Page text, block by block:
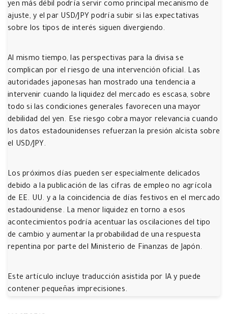
yen más débil podría servir como principal mecanismo de
ajuste, y el par USD/JPY podría subir si las expectativas
sobre los tipos de interés siguen divergiendo.
Al mismo tiempo, las perspectivas para la divisa se
complican por el riesgo de una intervención oficial. Las
autoridades japonesas han mostrado una tendencia a
intervenir cuando la liquidez del mercado es escasa, sobre
todo si las condiciones generales favorecen una mayor
debilidad del yen. Ese riesgo cobra mayor relevancia cuando
los datos estadounidenses refuerzan la presión alcista sobre
el USD/JPY.
Los próximos días pueden ser especialmente delicados
debido a la publicación de las cifras de empleo no agrícola
de EE. UU. y a la coincidencia de días festivos en el mercado
estadounidense. La menor liquidez en torno a esos
acontecimientos podría acentuar las oscilaciones del tipo
de cambio y aumentar la probabilidad de una respuesta
repentina por parte del Ministerio de Finanzas de Japón.
Este artículo incluye traducción asistida por IA y puede
contener pequeñas imprecisiones.